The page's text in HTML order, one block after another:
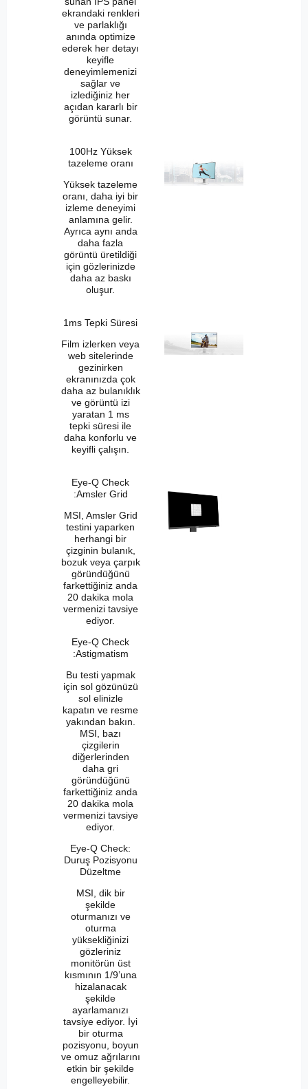
ekrandaki renkleri
ve parlaklığı
anında optimize
ederek her detayı
keyifle
deneyimlemenizi
sağlar ve
izlediğiniz her
açıdan kararlı bir
görüntü sunar.
100Hz Yüksek
tazeleme oranı
Yüksek tazeleme
oranı, daha iyi bir
izleme deneyimi
anlamına gelir.
Ayrıca aynı anda
daha fazla
görüntü üretildiği
için gözlerinizde
daha az baskı
oluşur.
1ms Tepki Süresi
Film izlerken veya
web sitelerinde
gezinirken
ekranınızda çok
daha az bulanıklık
ve görüntü izi
yaratan 1 ms
tepki süresi ile
daha konforlu ve
keyifli çalışın.
Eye-Q Check
:Amsler Grid
MSI, Amsler Grid
testini yaparken
herhangi bir
çizginin bulanık,
bozuk veya çarpık
göründüğünü
farkettiğiniz anda
20 dakika mola
vermenizi tavsiye
ediyor.
Eye-Q Check
:Astigmatism
Bu testi yapmak
için sol gözünüzü
sol elinizle
kapatın ve resme
yakından bakın.
MSI, bazı
çizgilerin
diğerlerinden
daha gri
göründüğünü
farkettiğiniz anda
20 dakika mola
vermenizi tavsiye
ediyor.
Eye-Q Check:
Duruş Pozisyonu
Düzeltme
MSI, dik bir
şekilde
oturmanızı ve
oturma
yüksekliğinizi
gözleriniz
monitörün üst
kısmının 1/9’una
hizalanacak
şekilde
ayarlamanızı
tavsiye ediyor. İyi
bir oturma
pozisyonu, boyun
ve omuz ağrılarını
etkin bir şekilde
engelleyebilir.